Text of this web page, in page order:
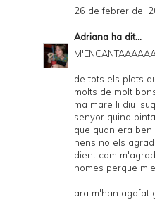
26 de febrer del
Adriana ha dit...
de tots els plats
molts de molt
ma mare li diu
senyor quina
que quan era
nens no els
dient com
nomes perque
ara m'han agafat